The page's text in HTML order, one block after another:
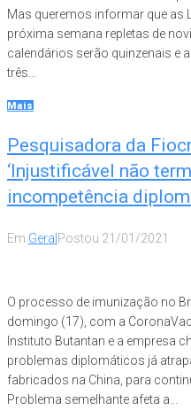
Mas queremos informar que as
próxima semana repletas de
calendários serão quinzenais e
três...
Mais
Pesquisadora da
‘Injustificável não
incompetência
Em Geral Postou 21/01/2021
O processo de imunização no
domingo (17), com a
Instituto Butantan e a empresa
problemas diplomáticos já
fabricados na China, para
Problema semelhante afeta a...